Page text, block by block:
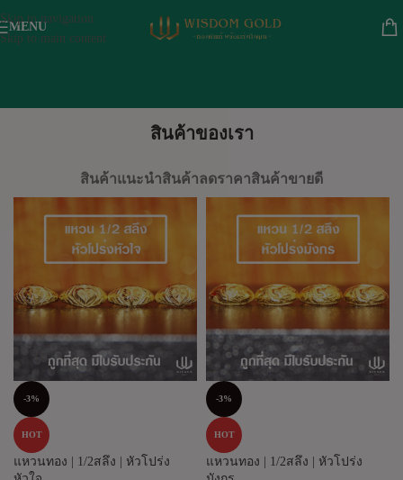
Skip to navigation
Skip to main content
MENU
สินค้าของเรา
สินค้าแนะนำสินค้าลดราคาสินค้าขายดี
-3%
HOT
แหวนทอง | 1/2สลึง | หัวโปร่ง
-3%
HOT
แหวนทอง | 1/2สลึง | หัวโปร่ง